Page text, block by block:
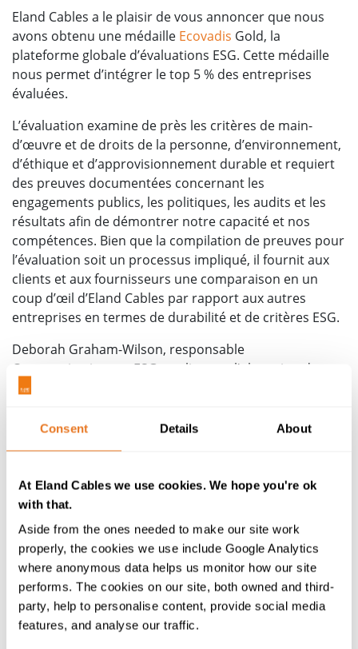
Consent Details About
At Eland Cables we use cookies. We hope you're ok
with that.
Aside from the ones needed to make our site work
properly, the cookies we use include Google Analytics
where anonymous data helps us monitor how our site
performs. The cookies on our site, both owned and third-
party, help to personalise content, provide social media
features, and analyse our traffic.
Eland Cables a le plaisir de vous annoncer que nous
avons obtenu une médaille Ecovadis Gold, la
plateforme globale d’évaluations ESG. Cette médaille
nous permet d’intégrer le top 5 % des entreprises
évaluées.
L’évaluation examine de près les critères de main-
d’œuvre et de droits de la personne, d’environnement,
d’éthique et d’approvisionnement durable et requiert
des preuves documentées concernant les
engagements publics, les politiques, les audits et les
résultats afin de démontrer notre capacité et nos
compétences. Bien que la compilation de preuves pour
l’évaluation soit un processus impliqué, il fournit aux
clients et aux fournisseurs une comparaison en un
coup d’œil d’Eland Cables par rapport aux autres
entreprises en termes de durabilité et de critères ESG.
Deborah Graham-Wilson, responsable
Communications et ESG, explique : « l’obtention du
statut de médaille Gold
envers des opérations durables. Nous accordons de
l’importance aux petits détails mais tenons également
intégrons notre chaîne d’approvisionnement dans
notre mission. »
Hautement estimé et exhaustif, le groupe Ecovadis est
la plateforme de plus en plus choisie par les
entreprises d’un large éventail de secteurs focalisées
sur la réduction des émissions de carbone mais
également sur des critères plus larges liés auxObjectifs
de développement durable du Pacte mondial des